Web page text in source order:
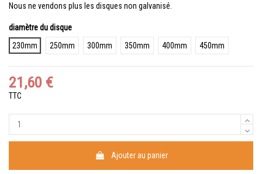
Nous ne vendons plus les disques non galvanisé.
diamètre du disque
230mm
250mm 300mm 350mm 400mm 450mm
21,60 €
TTC
Ajouter au panier